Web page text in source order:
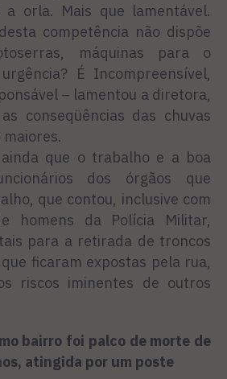
orla. Mais que lamentável.
competência não dispõe
máquinas para o
É Incompreensível,
– lamentou a diretora,
conseqüências das chuvas
que o trabalho e a boa
dos órgãos que
que contou, inclusive com
homens da Polícia Militar,
para a retirada de troncos
ficaram expostas pela rua,
riscos iminentes de outros
bairro foi palco de morte de
atingida por um poste